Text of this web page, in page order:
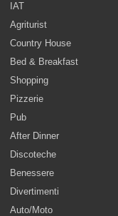
IAT
Agriturist
Country House
Bed & Breakfast
Shopping
Pizzerie
Pub
After Dinner
Discoteche
Benessere
Divertimenti
Auto/Moto